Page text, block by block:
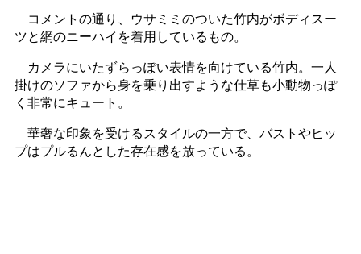
コメントの通り、ウサミミのついた竹内がボディスー
ツと網のニーハイを着用しているもの。
カメラにいたずらっぽい表情を向けている竹内。一人
掛けのソファから身を乗り出すような仕草も小動物っぽ
く非常にキュート。
華奢な印象を受けるスタイルの一方で、バストやヒッ
プはプルるんとした存在感を放っている。